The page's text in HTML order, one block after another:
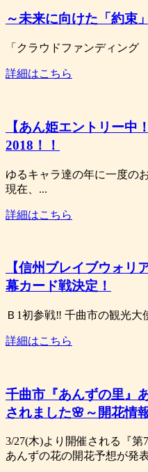
～未来に向けた「約束
「クラウドファンディン
詳細はこちら
【あん姫エントリー中
2018！！
ゆるキャラ達の年に一度の
現在、...
詳細はこちら
【信州ブレイブウォリ
幕カード戦決定！
Ｂ1初参戦‼ 千曲市の観光
詳細はこちら
千曲市『あんずの里』
されました🌸～開花情
3/27(木)より開催される『第
あんずの花の開花予想が発